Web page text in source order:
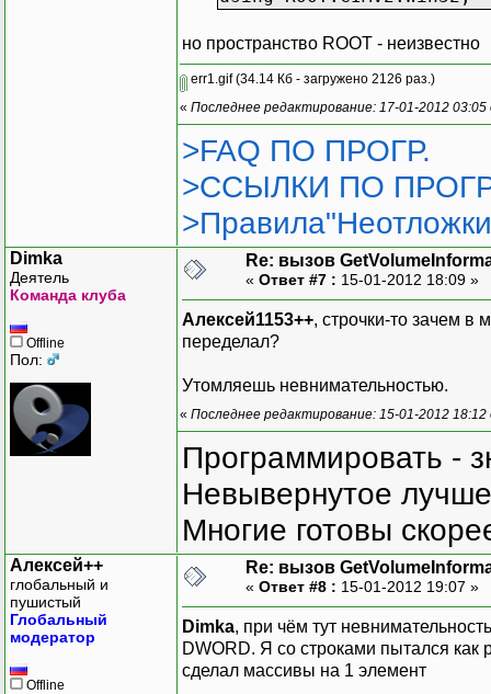
{
но пространство ROOT - неизвестно
err1.gif(34.14 Кб - загружено 2126 раз.)
« Последнее редактирование: 17-01-2012
>FAQ ПО ПРОГР.
>ССЫЛКИ ПО
Dimka
Деятель
Команда клуба
Offline
Пол:
Re: вызов
« Ответ #7 : 15-01-2012 18:09 »
Алексей1153++, строчки-то зачем
переделал?
Утомляешь невнимательностью.
« Последнее редактирование: 15-01-2012
Программировать -
Невывернутое
Многие готовы
Алексей++
глобальный и
пушистый
Глобальный
модератор
Offline
Re: вызов
« Ответ #8 : 15-01-2012 19:07 »
Dimka, при чём тут
DWORD. Я со строками пытался как
сделал массивы на 1 элемент